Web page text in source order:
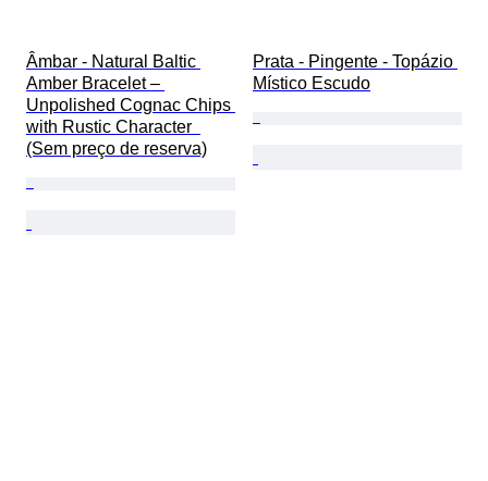
Âmbar - Natural Baltic
Amber Bracelet –
Unpolished Cognac Chips
with Rustic Character
(Sem preço de reserva)
Prata - Pingente - Topázio
Místico Escudo